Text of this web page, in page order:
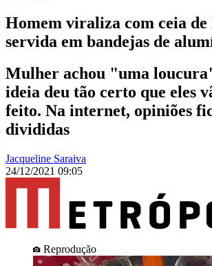
Homem viraliza com ceia de
servida em bandejas de
Mulher achou "uma
ideia deu tão certo que eles
feito. Na internet, opiniões
divididas
Jacqueline Saraiva
24/12/2021 09:05
Reprodução